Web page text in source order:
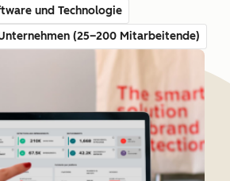
und Technologie
(25–200 Mitarbeitende)